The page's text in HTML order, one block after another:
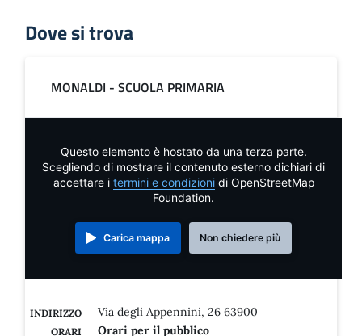
Dove si trova
MONALDI - SCUOLA PRIMARIA
Questo elemento è hostato da una terza parte.
Scegliendo di mostrare il contenuto esterno dichiari di
accettare i termini e condizionidi OpenStreetMap
Foundation.
Carica mappa Non chiedere più
INDIRIZZO Via degli Appennini, 26 63900
ORARI Orari per il pubblico